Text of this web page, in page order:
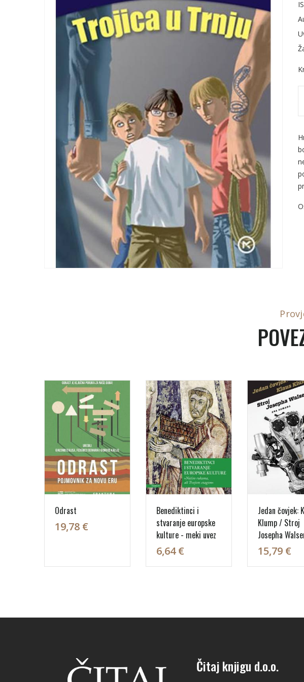
Odrast
19,78 €
Benediktinci i
stvaranje europske
kulture - meki uvez
6,64 €
Jedan čovjek:
Klump / Stroj
Josepha
15,79 €
Čitaj knjigu d.o.o.